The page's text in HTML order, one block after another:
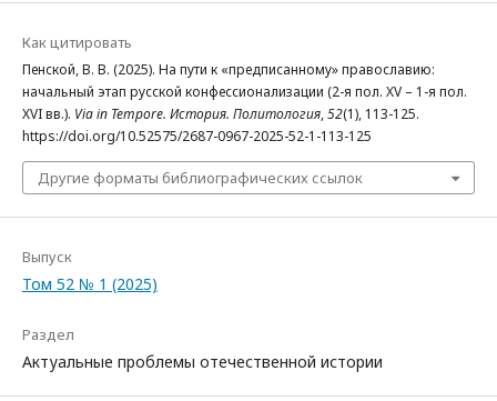
Как цитировать
Пенской, В. В. (2025). На пути к «предписанному» православию:
начальный этап русской конфессионализации (2-я пол. XV – 1-я пол.
XVI вв.). Via in Tempore. История. Политология,52(1), 113-125.
https://doi.org/10.52575/2687-0967-2025-52-1-113-125
Другие форматы библиографических ссылок
Выпуск
Том 52 № 1 (2025)
Раздел
Актуальные проблемы отечественной истории